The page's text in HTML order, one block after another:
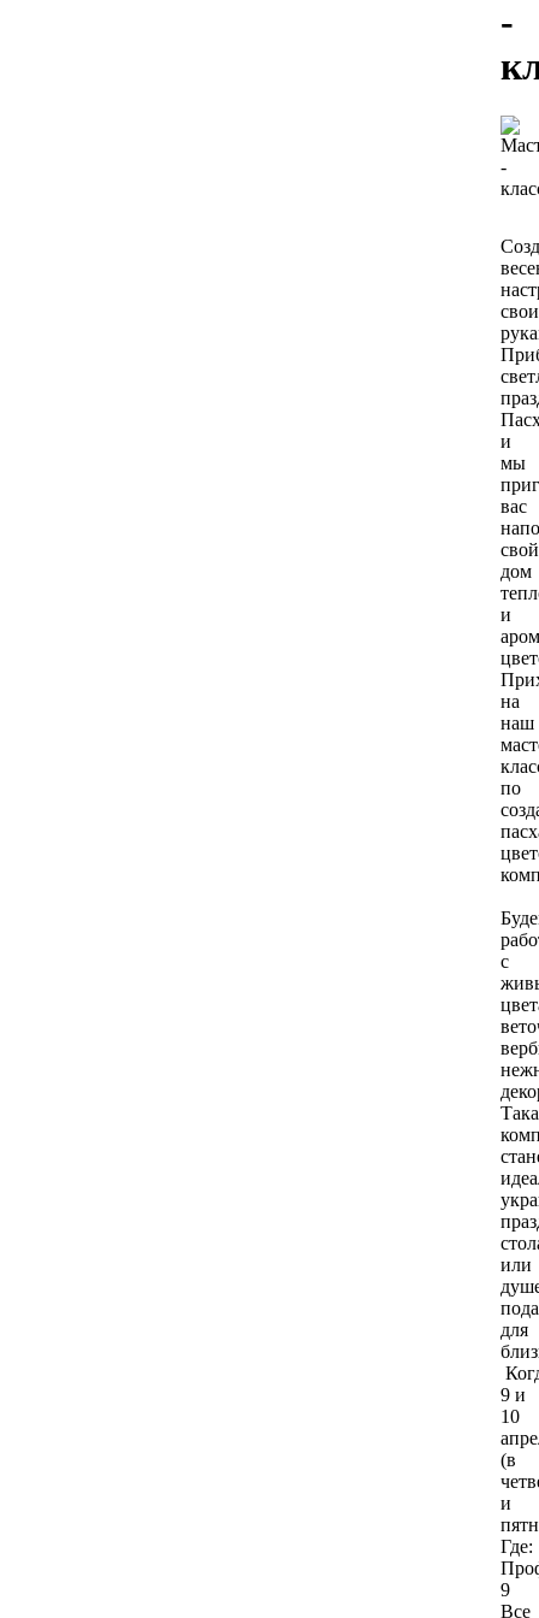
-
и
мы
вас
свой
дом
и
на
наш
по
с
или
для
9 и
10
(в
и
Где:
9
Все